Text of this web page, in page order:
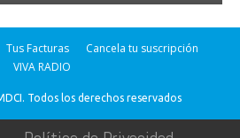
Tus Facturas
Cancela tu suscripción
VIVA RADIO
Todos los derechos reservados